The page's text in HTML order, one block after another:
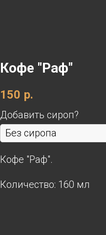
Кофе "Раф"
150 р.
Добавить сироп?
Кофе "Раф".
Количество: 160 мл